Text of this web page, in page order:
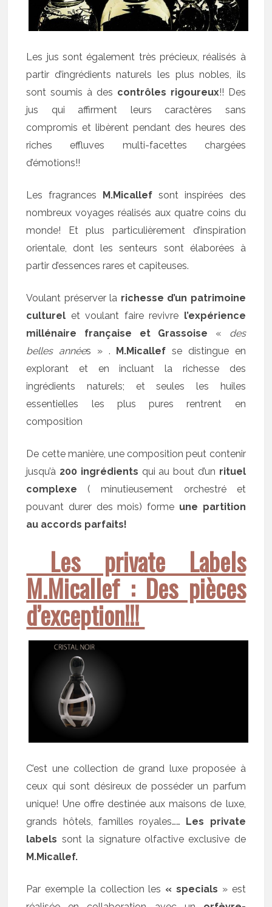
Les jus sont également très précieux, réalisés à
partir d’ingrédients naturels les plus nobles, ils
sont soumis à des contrôles rigoureux!! Des
jus qui affirment leurs caractères sans
compromis et libèrent pendant des heures des
riches effluves multi-facettes chargées
d’émotions!!
Les fragrances M.Micallef sont inspirées des
nombreux voyages réalisés aux quatre coins du
monde! Et plus particulièrement d’inspiration
orientale, dont les senteurs sont élaborées à
partir d’essences rares et capiteuses.
Voulant préserver la richesse d’un patrimoine
culturel et voulant faire revivre l’expérience
millénaire française et Grassoise « des
belles années » . M.Micallefse distingue en
explorant et en incluant la richesse des
ingrédients naturels; et seules les huiles
essentielles les plus pures rentrent en
composition
De cette manière, une composition peut contenir
jusqu’à 200 ingrédients qui au bout d’un rituel
complexe ( minutieusement orchestré et
pouvant durer des mois) forme une partition
au accords parfaits!
Les private Labels
M.Micallef : Des pièces
d’exception!!!
C’est une collection de grand luxe proposée à
ceux qui sont désireux de posséder un parfum
unique! Une offre destinée aux maisons de luxe,
grands hôtels, familles royales…… Les private
labels sont la signature olfactive exclusive de
M.Micallef.
Par exemple la collection les « specials » est